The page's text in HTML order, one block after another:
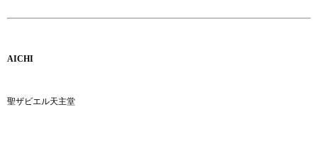
AICHI
聖ザビエル天主堂